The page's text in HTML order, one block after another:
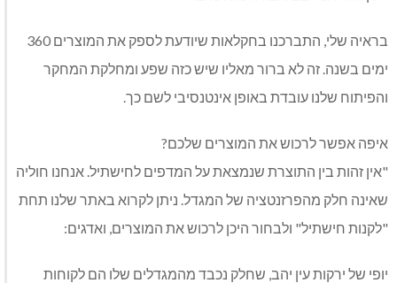
בראיה שלי, התברכנו בחקלאות שיודעת לספק את המוצרים 360
ימים בשנה. זה לא ברור מאליו שיש כזה שפע ומחלקת המחקר
והפיתוח שלנו עובדת באופן אינטנסיבי לשם כך.
איפה אפשר לרכוש את המוצרים שלכם?
"אין זהות בין התוצרת שנמצאת על המדפים לחישתיל. אנחנו חוליה
שאינה חלק מהפרזנטציה של המגדל. ניתן לקרוא באתר שלנו תחת
"לקנות חישתיל" ולבחור היכן לרכוש את המוצרים, ואדגים:
יופי של ירקות עין יהב, שחלק נכבד מהמגדלים שלו הם לקוחות